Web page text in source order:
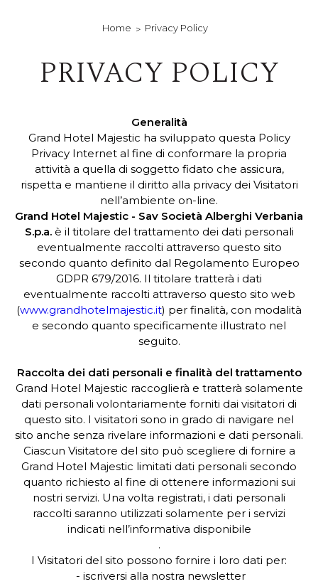
Home Privacy Policy
PRIVACY POLICY
Generalità
Grand Hotel Majestic ha sviluppato questa Policy
Privacy Internet al fine di conformare la propria
attività a quella di soggetto fidato che assicura,
rispetta e mantiene il diritto alla privacy dei Visitatori
nell’ambiente on-line.
Grand Hotel Majestic - Sav Società Alberghi Verbania
S.p.a. è il titolare del trattamento dei dati personali
eventualmente raccolti attraverso questo sito
secondo quanto definito dal Regolamento Europeo
GDPR 679/2016. Il titolare tratterà i dati
eventualmente raccolti attraverso questo sito web
(www.grandhotelmajestic.it) per finalità, con modalità
e secondo quanto specificamente illustrato nel
seguito.
Raccolta dei dati personali e finalità del trattamento
Grand Hotel Majestic raccoglierà e tratterà solamente
dati personali volontariamente forniti dai visitatori di
questo sito. I visitatori sono in grado di navigare nel
sito anche senza rivelare informazioni e dati personali.
Ciascun Visitatore del sito può scegliere di fornire a
Grand Hotel Majestic limitati dati personali secondo
quanto richiesto al fine di ottenere informazioni sui
nostri servizi. Una volta registrati, i dati personali
raccolti saranno utilizzati solamente per i servizi
indicati nell’informativa disponibile
.
I Visitatori del sito possono fornire i loro dati per:
- iscriversi alla nostra newsletter